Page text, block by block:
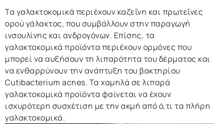
Τα γαλακτοκομικά περιέχουν καζεΐνη και πρωτεΐνες
ορού γάλακτος, που συμβάλλουν στην παραγωγή
ινσουλίνης και ανδρογόνων. Επίσης, τα
γαλακτοκομικά προϊόντα περιέχουν ορμόνες που
μπορεί να αυξήσουν τη λιπαρότητα του δέρματος και
να ενθαρρύνουν την ανάπτυξη του βακτηρίου
Cutibacterium acnes. Τα χαμηλά σε λιπαρά
γαλακτοκομικά προϊόντα φαίνεται να έχουν
ισχυρότερη συσχέτιση με την ακμή από ό,τι τα πλήρη
γαλακτοκομικά.